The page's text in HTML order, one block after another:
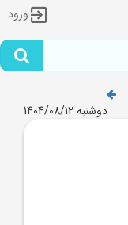
ورود
دوشنبه 1404/08/12